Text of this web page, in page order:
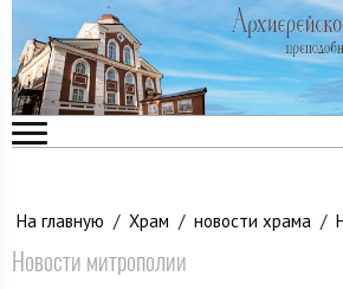
На главную / Храм / новости храма /
Новости митрополии